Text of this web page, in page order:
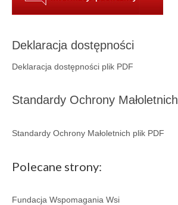
Galeria 2020
Galeria 2019
Galeria 2018
Historia
Misja
Deklaracja dostępności
Deklaracja dostępności plik PDF
Standardy Ochrony Małoletnich
Standardy Ochrony Małoletnich plik PDF
Polecane strony:
Fundacja Wspomagania Wsi